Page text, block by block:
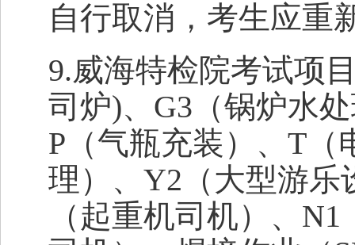
自行取消，考生应重
9.威海特检院考试项
司炉)、G3（锅炉水
P（气瓶充装）、T（
理）、Y2（大型游乐
（起重机司机）、